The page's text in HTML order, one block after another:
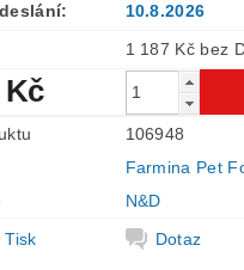
10.8.2026
1 187 Kč
Kč
106948
Farmina Pet
N&D
Tisk
Dotaz